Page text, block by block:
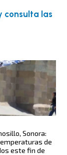
consulta las
Sonora:
de
este fin de